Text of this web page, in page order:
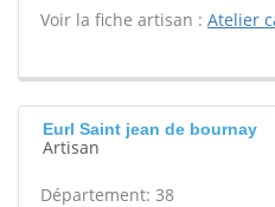
Voir la fiche artisan : Atelier
Eurl Saint jean de bournay
Artisan
Département: 38